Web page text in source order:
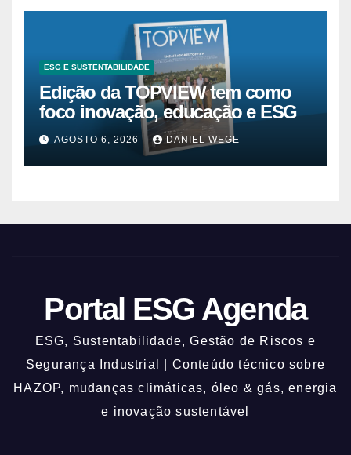
ESG E SUSTENTABILIDADE
Edição da TOPVIEW tem como
foco inovação, educação e ESG
AGOSTO 6, 2026 DANIEL WEGE
Portal ESG Agenda
ESG, Sustentabilidade, Gestão de Riscos e
Segurança Industrial | Conteúdo técnico sobre
HAZOP, mudanças climáticas, óleo & gás, energia
e inovação sustentável